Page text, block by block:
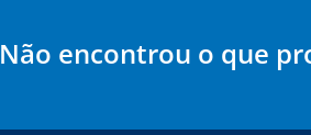
Não encontrou o que